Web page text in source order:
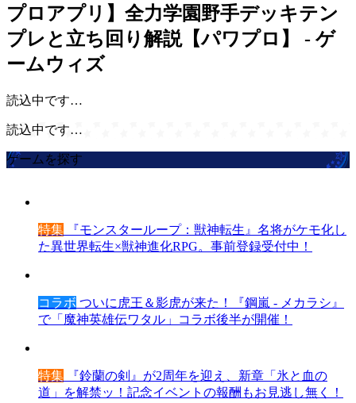
プロアプリ】全力学園野手デッキテン
プレと立ち回り解説【パワプロ】 - ゲ
ームウィズ
読込中です…
読込中です…
ゲームを探す
特集 『モンスターループ：獣神転生』名将がケモ化し
た異世界転生×獣神進化RPG。事前登録受付中！
コラボ ついに虎王＆影虎が来た！『鋼嵐 - メカラシ』
で「魔神英雄伝ワタル」コラボ後半が開催！
特集 『鈴蘭の剣』が2周年を迎え、新章「氷と血の
道」を解禁ッ！記念イベントの報酬もお見逃し無く！